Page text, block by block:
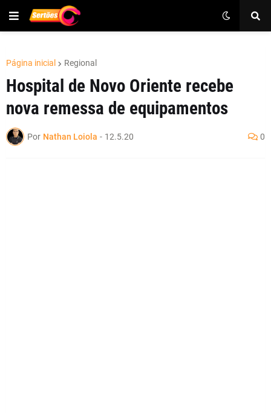
Página inicial Regional
Hospital de Novo Oriente recebe
nova remessa de equipamentos
Por Nathan Loiola - 12.5.20 0